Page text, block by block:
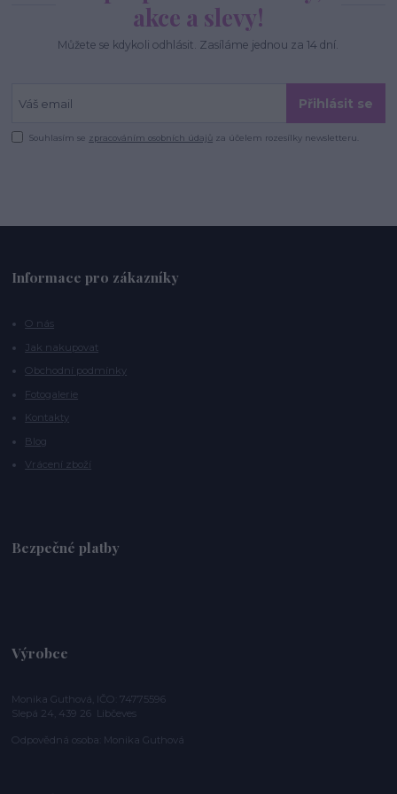
akce a slevy!
Můžete se kdykoli odhlásit. Zasíláme jednou za 14 dní.
Přihlásit se
Souhlasím se zpracováním osobních údajů za účelem rozesílky newsletteru.
Informace pro zákazníky
O nás
Jak nakupovat
Obchodní podmínky
Fotogalerie
Kontakty
Blog
Vrácení zboží
Bezpečné platby
Výrobce
Monika Guthová, IČO: 74775596
Slepá 24, 439 26 Libčeves
Odpovědná osoba: Monika Guthová